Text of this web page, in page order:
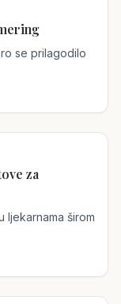
se prilagodilo
za
ljekarnama širom